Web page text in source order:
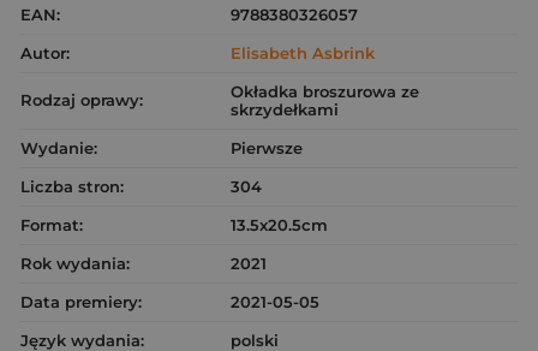
EAN:
9788380326057
Autor:
Elisabeth Asbrink
Rodzaj oprawy:
Okładka broszurowa ze
skrzydełkami
Wydanie:
Pierwsze
Liczba stron:
304
Format:
13.5x20.5cm
Rok wydania:
2021
Data premiery:
2021-05-05
Język wydania:
polski